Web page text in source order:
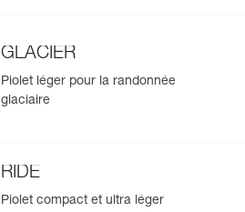
GLACIER
Piolet léger pour la randonnée
glaciaire
RIDE
Piolet compact et ultra léger